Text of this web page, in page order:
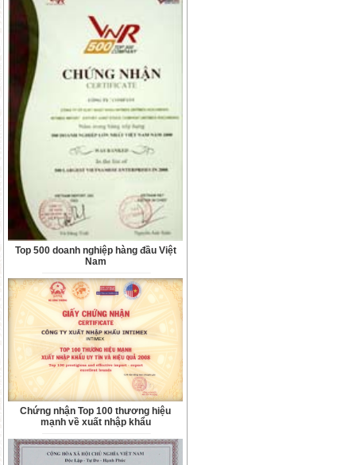
Top 500 doanh nghiệp hàng đầu Việt
Nam
Chứng nhận Top 100 thương hiệu
mạnh về xuất nhập khẩu